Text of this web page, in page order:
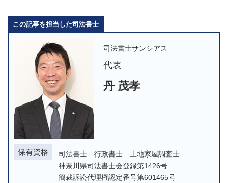
この記事を担当した司法書士
司法書士サンシアス
代表
丹 茂孝
保有資格
司法書士 行政書士 土地家屋調査士
神奈川県司法書士会登録第1426号
簡裁訴訟代理権認定番号第601465号